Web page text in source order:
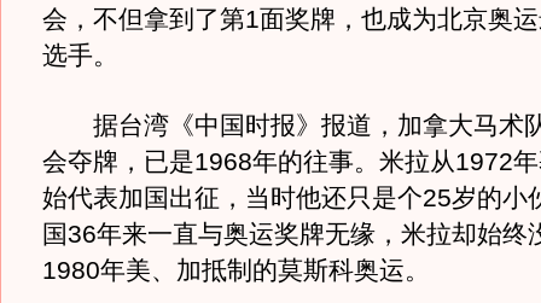
会，不但拿到了第1面奖牌，也成为北京奥
选手。
据台湾《中国时报》报道，加拿大马术
会夺牌，已是1968年的往事。米拉从1972
始代表加国出征，当时他还只是个25岁的小
国36年来一直与奥运奖牌无缘，米拉却始终
1980年美、加抵制的莫斯科奥运。